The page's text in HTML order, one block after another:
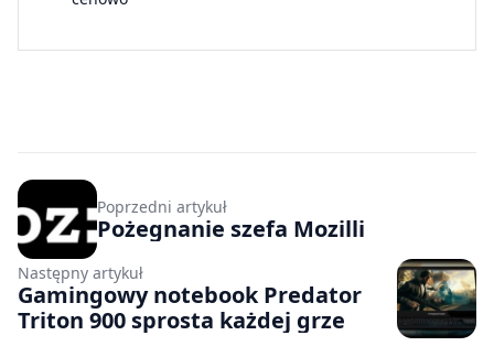
Poprzedni artykuł
Pożegnanie szefa Mozilli
Następny artykuł
Gamingowy notebook Predator
Triton 900 sprosta każdej grze